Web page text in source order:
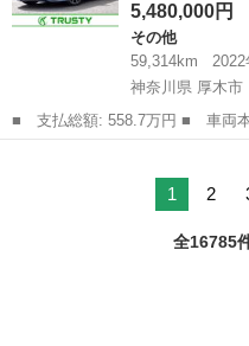
5,480,000円
その他
59,314km
2022
神奈川県 厚木市
■ 支払総額: 558.7万円 ■ 車両本体価格： 5,480,000 円 ■ メーカ
ー名： ＢＭＷ ■ 車種名： ８
1 2
全16785